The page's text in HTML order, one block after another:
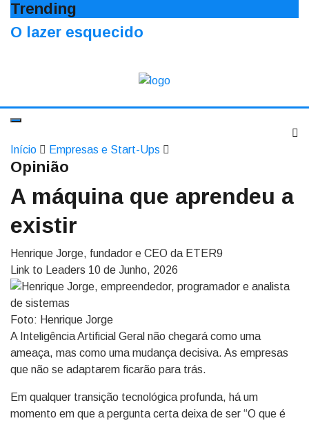
Trending
O lazer esquecido
Início Empresas e Start-Ups
Opinião
A máquina que aprendeu a
existir
Henrique Jorge, fundador e CEO da ETER9
Link to Leaders 10 de Junho, 2026
Foto: Henrique Jorge
A Inteligência Artificial Geral não chegará como uma
ameaça, mas como uma mudança decisiva. As empresas
que não se adaptarem ficarão para trás.
Em qualquer transição tecnológica profunda, há um
momento em que a pergunta certa deixa de ser “O que é